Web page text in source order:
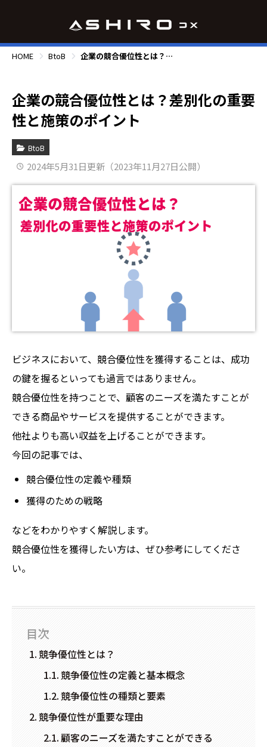
HOME BtoB 企業の競合優位性とは？差別化の重要性と施策のポイント
企業の競合優位性とは？差別化の重要
性と施策のポイント
BtoB
2024年5月31日更新（2023年11月27日公開）
ビジネスにおいて、競合優位性を獲得することは、成功
の鍵を握るといっても過言ではありません。
競合優位性を持つことで、顧客のニーズを満たすことが
できる商品やサービスを提供することができます。
他社よりも高い収益を上げることができます。
今回の記事では、
競合優位性の定義や種類
獲得のための戦略
などをわかりやすく解説します。
競合優位性を獲得したい方は、ぜひ参考にしてくださ
い。
目次
競争優位性とは？
競争優位性の定義と基本概念
競争優位性の種類と要素
競争優位性が重要な理由
顧客のニーズを満たすことができる